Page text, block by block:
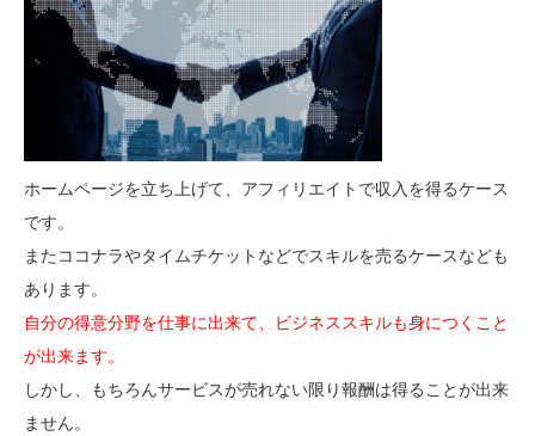
ホームページを立ち上げて、アフィリエイトで収入を得るケース
です。
またココナラやタイムチケットなどでスキルを売るケースなども
あります。
自分の得意分野を仕事に出来て、ビジネススキルも身につくこと
が出来ます。
しかし、もちろんサービスが売れない限り報酬は得ることが出来
ません。